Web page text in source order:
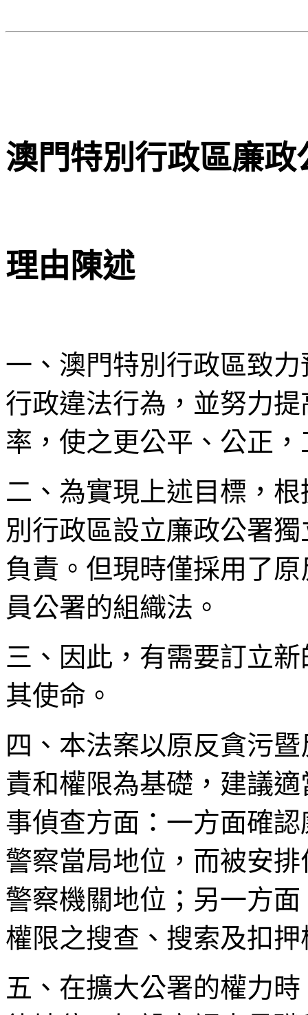
澳門特別行政區廉政
理由陳述
一、澳門特別行政區致
行政違法行為，並努力
率，使之更公平、公正
二、為實現上述目標，
別行政區設立廉政公署
負責。但現時僅採用了
員公署的組織法。
三、因此，有需要訂立
其使命。
四、本法案以原反貪污
責和權限為基礎，建議
事偵查方面：一方面確
警察當局地位，而被安
警察機關地位；另一方
權限之搜查、搜索及扣押
五、在擴大公署的權力